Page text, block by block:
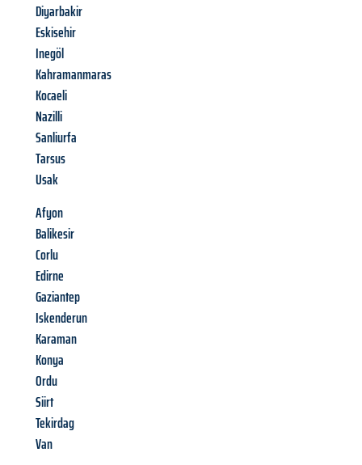
Diyarbakir
Eskisehir
Inegöl
Kahramanmaras
Kocaeli
Nazilli
Sanliurfa
Tarsus
Usak
Afyon
Balikesir
Corlu
Edirne
Gaziantep
Iskenderun
Karaman
Konya
Ordu
Siirt
Tekirdag
Van